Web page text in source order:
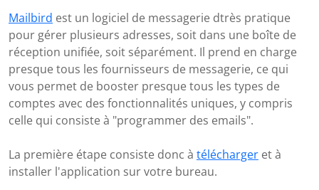
Mailbird est un logiciel de messagerie dtrès pratique
pour gérer plusieurs adresses, soit dans une boîte de
réception unifiée, soit séparément. Il prend en charge
presque tous les fournisseurs de messagerie, ce qui
vous permet de booster presque tous les types de
comptes avec des fonctionnalités uniques, y compris
celle qui consiste à "programmer des emails".
La première étape consiste donc à télécharger et à
installer l'application sur votre bureau.